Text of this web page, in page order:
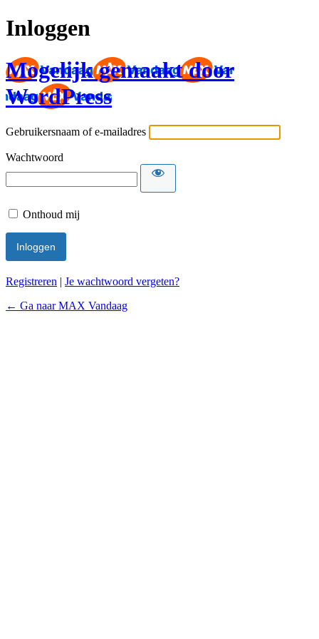
Inloggen
Mogelijk gemaakt door
WordPress
Gebruikersnaam of e-mailadres
Wachtwoord
Onthoud mij
Registreren | Je wachtwoord vergeten?
← Ga naar MAX Vandaag